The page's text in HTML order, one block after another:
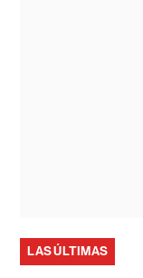
LAS ÚLTIMAS